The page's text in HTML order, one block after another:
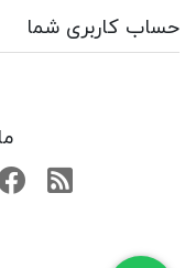
حساب کاربری شما
RSS